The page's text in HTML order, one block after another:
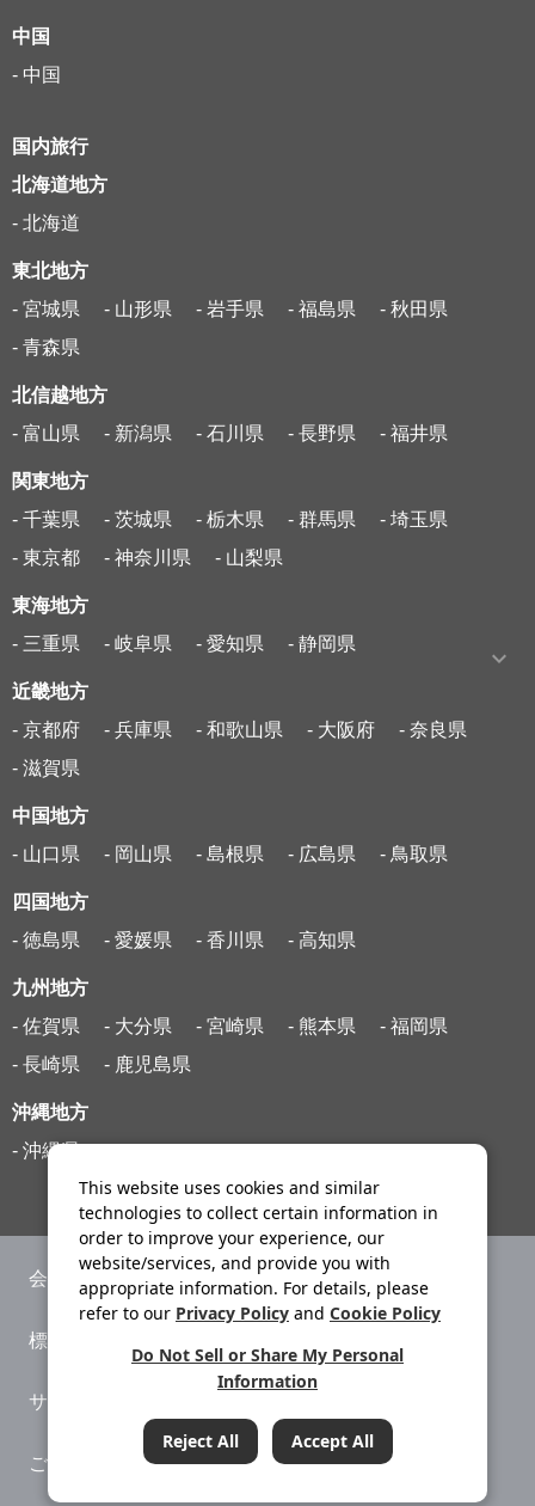
中国
- 中国
国内旅行
北海道地方
- 北海道
東北地方
- 宮城県
- 山形県 - 岩手県 - 福島県
- 秋田県
- 青森県
北信越地方
- 富山県
- 新潟県 - 石川県 - 長野県 - 福井県
関東地方
- 千葉県
- 茨城県 - 栃木県 - 群馬県
- 埼玉県
- 東京都
- 神奈川県 - 山梨県
東海地方
- 三重県
- 岐阜県 - 愛知県 - 静岡県
近畿地方
- 京都府
- 兵庫県 - 和歌山県 - 大阪府
- 奈良県
- 滋賀県
中国地方
- 山口県
- 岡山県 - 島根県 - 広島県 - 鳥取県
四国地方
- 徳島県
- 愛媛県 - 香川県 - 高知県
九州地方
- 佐賀県
- 大分県 - 宮崎県 - 熊本県
- 福岡県
- 長崎県
- 鹿児島県
沖縄地方
- 沖縄県
会社案内 ニュースリリース
標識・約款
サイトマップ
ご利用案内 システムメンテナンス
This website uses cookies and similar
technologies to collect certain information in
order to improve your experience, our
website/services, and provide you with
appropriate information. For details, please
refer to our Privacy Policy and Cookie Policy
Do Not Sell or Share My Personal
Information
Reject All Accept All